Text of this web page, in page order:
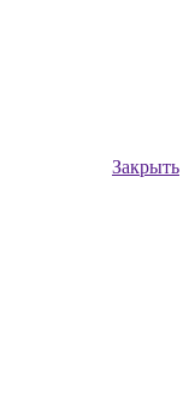
Закрыть